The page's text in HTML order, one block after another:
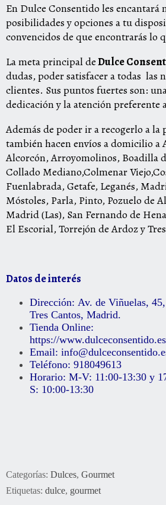
En Dulce Consentido les encantará
posibilidades y opciones a tu
convencidos de que encontrarás lo
La meta principal deDulce
dudas, poder satisfacer a todas las
clientes. Sus puntos fuertes son:
dedicación y la atención preferente
Además de poder ir a recogerlo a
también hacen envíos a domicilio a
Alcorcón, Arroyomolinos, Boadilla
Collado Mediano,Colmenar
Fuenlabrada, Getafe, Leganés,
Móstoles, Parla, Pinto, Pozuelo de
Madrid (Las), San Fernando de
El Escorial, Torrejón de Ardoz y
Datos de interés
Dirección: Av. de Viñuelas,
Tres Cantos, Madrid.
Tienda Online:
https://
Email:
Teléfono: 918049613
Horario: M-V: 11:00-13:30 y
S: 10:00-13:30
Categorías: Dulces, Gourmet
Etiquetas: dulce, gourmet